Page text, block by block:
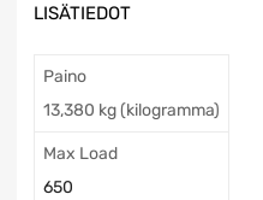
LISÄTIEDOT
Paino
13,380 kg (kilogramma)
Max Load
650